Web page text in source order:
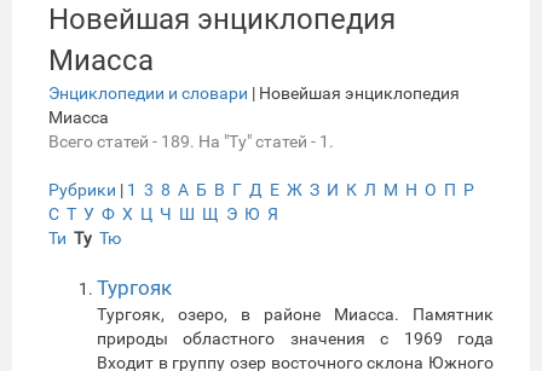
Новейшая энциклопедия
Миасса
Энциклопедии и словари | Новейшая энциклопедия
Миасса
Всего статей - 189. На "Ту" статей - 1.
Рубрики | 1 3 8 А Б В Г Д Е Ж З И К Л М Н О П Р
С Т У Ф Х Ц Ч Ш Щ Э Ю Я
Ти Ту Тю
Тургояк
Тургояк, озеро, в районе Миасса. Памятник
природы областного значения с 1969 года
Входит в группу озер восточного склона Южного